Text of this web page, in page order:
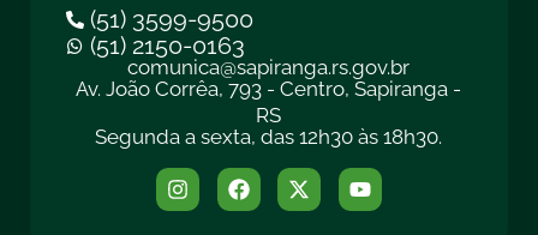
(51) 3599-9500
(51) 2150-0163
comunica@sapiranga.rs.gov.br
Av. João Corrêa, 793 - Centro, Sapiranga -
RS
Segunda a sexta, das 12h30 às 18h30.